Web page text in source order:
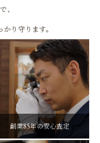
、
り守ります。
創業85年の安心査定